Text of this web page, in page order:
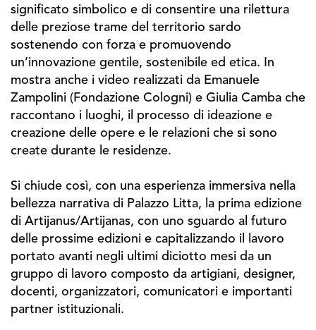
significato simbolico e di consentire una rilettura
delle preziose trame del territorio sardo
sostenendo con forza e promuovendo
un’innovazione gentile, sostenibile ed etica. In
mostra anche i video realizzati da Emanuele
Zampolini (Fondazione Cologni) e Giulia Camba che
raccontano i luoghi, il processo di ideazione e
creazione delle opere e le relazioni che si sono
create durante le residenze.
Si chiude così, con una esperienza immersiva nella
bellezza narrativa di Palazzo Litta, la prima edizione
di Artijanus/Artijanas, con uno sguardo al futuro
delle prossime edizioni e capitalizzando il lavoro
portato avanti negli ultimi diciotto mesi da un
gruppo di lavoro composto da artigiani, designer,
docenti, organizzatori, comunicatori e importanti
partner istituzionali.